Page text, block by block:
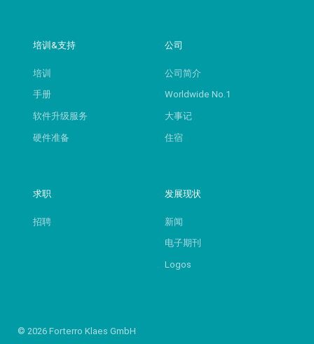
培训&支持
培训
手册
软件升级服务
硬件准备
公司
公司简介
Worldwide No.1
大事记
住宿
求职
招聘
发展现状
新闻
电子期刊
Logos
© 2026 Forterro Klaes GmbH